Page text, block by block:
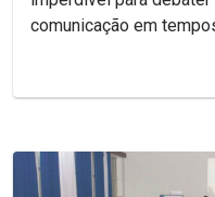
comunicação em